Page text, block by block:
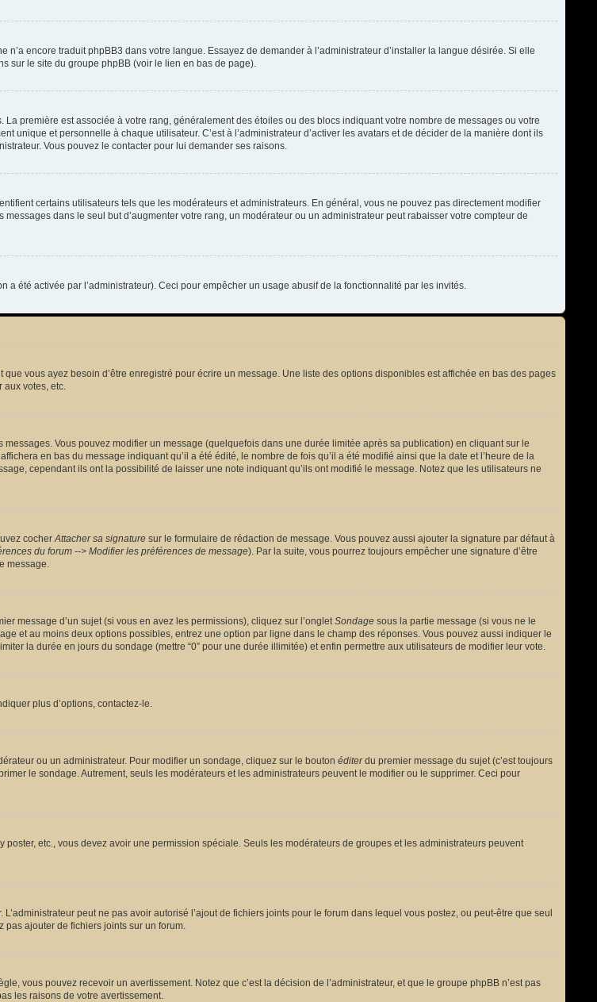
encore traduit phpBB3 dans votre langue. Essayez de demander à l’administrateur d’installer la langue désirée. Si elle
sur le site du groupe phpBB (voir le lien en bas de page).
première est associée à votre rang, généralement des étoiles ou des blocs indiquant votre nombre de messages ou votre
unique et personnelle à chaque utilisateur. C’est à l’administrateur d’activer les avatars et de décider de la manière dont ils
Vous pouvez le contacter pour lui demander ses raisons.
certains utilisateurs tels que les modérateurs et administrateurs. En général, vous ne pouvez pas directement modifier
dans le seul but d’augmenter votre rang, un modérateur ou un administrateur peut rabaisser votre compteur de
été activée par l’administrateur). Ceci pour empêcher un usage abusif de la fonctionnalité par les invités.
vous ayez besoin d’être enregistré pour écrire un message. Une liste des options disponibles est affichée en bas des pages
aux votes, etc.
Vous pouvez modifier un message (quelquefois dans une durée limitée après sa publication) en cliquant sur le
en bas du message indiquant qu’il a été édité, le nombre de fois qu’il a été modifié ainsi que la date et l’heure de la
cependant ils ont la possibilité de laisser une note indiquant qu’ils ont modifié le message. Notez que les utilisateurs ne
cocherAttacher sa signature sur le formulaire de rédaction de message. Vous pouvez aussi ajouter la signature par défaut à
du forum --> Modifier les préférences de message). Par la suite, vous pourrez toujours empêcher une signature d’être
message.
message d’un sujet (si vous en avez les permissions), cliquez sur l’ongletSondage sous la partie message (si vous ne le
et au moins deux options possibles, entrez une option par ligne dans le champ des réponses. Vous pouvez aussi indiquer le
la durée en jours du sondage (mettre “0” pour une durée illimitée) et enfin permettre aux utilisateurs de modifier leur vote.
plus d’options, contactez-le.
ou un administrateur. Pour modifier un sondage, cliquez sur le bouton éditerdu premier message du sujet (c’est toujours
le sondage. Autrement, seuls les modérateurs et les administrateurs peuvent le modifier ou le supprimer. Ceci pour
etc., vous devez avoir une permission spéciale. Seuls les modérateurs de groupes et les administrateurs peuvent
peut ne pas avoir autorisé l’ajout de fichiers joints pour le forum dans lequel vous postez, ou peut-être que seul
pas ajouter de fichiers joints sur un forum.
vous pouvez recevoir un avertissement. Notez que c’est la décision de l’administrateur, et que le groupe phpBB n’est pas
les raisons de votre avertissement.